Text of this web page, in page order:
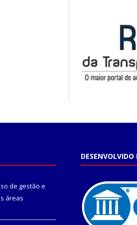
de gestão e
áreas
DESENVOLVIDO